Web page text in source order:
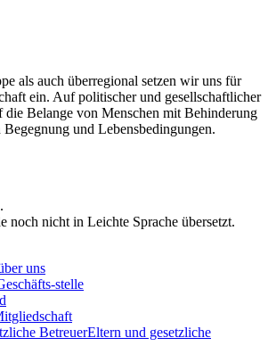
als auch überregional setzen wir uns für
ein. Auf politischer und gesellschaftlicher
die Belange von Menschen mit Behinderung
Begegnung und Lebensbedingungen.
noch nicht in Leichte Sprache übersetzt.
uns
stelle
BetreuerEltern und gesetzliche